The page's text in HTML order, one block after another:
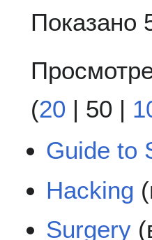
Показано
(20 | 50 |
Guide to
Hacking
Surgery